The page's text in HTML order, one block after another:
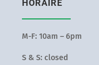
HORAIRE
M-F: 10am – 6pm
S & S: closed